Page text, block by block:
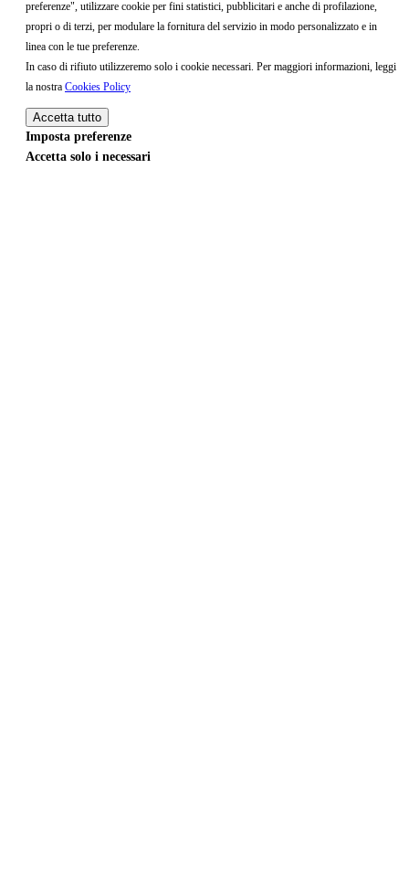
preferenze", utilizzare cookie per fini statistici, pubblicitari e anche di profilazione,
propri o di terzi, per modulare la fornitura del servizio in modo personalizzato e in
linea con le tue preferenze.
In caso di rifiuto utilizzeremo solo i cookie necessari. Per maggiori informazioni, leggi
la nostra Cookies Policy
Accetta tutto
Imposta preferenze
Accetta solo i necessari